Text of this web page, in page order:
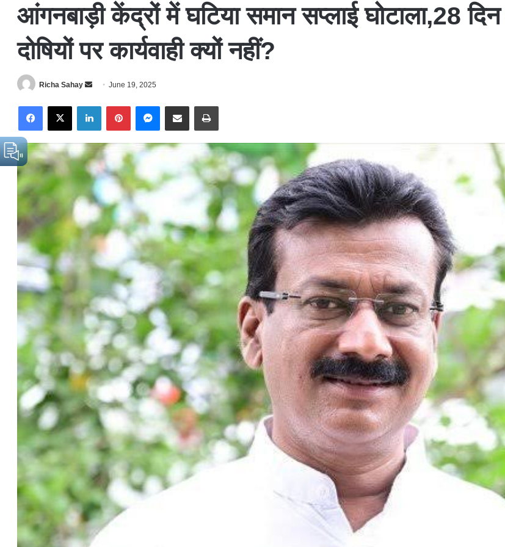
आंगनबाड़ी केंद्रों में घटिया समान सप्लाई घोटाला,28 दिन
दोषियों पर कार्यवाही क्यों नहीं?
Richa Sahay
d
a
n
e
m
a
June 19, 2025
X